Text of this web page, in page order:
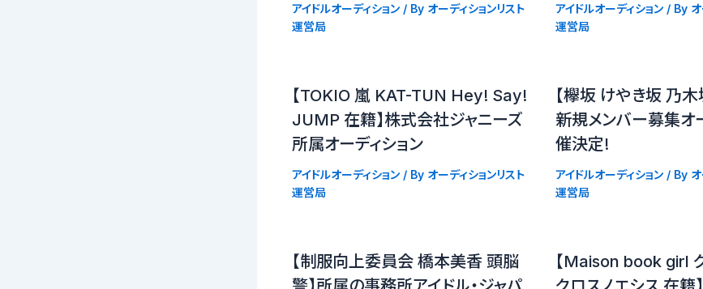
アイドルオーディション/ By オーディションリスト
運営局
アイドルオーディション/ By
運営局
【TOKIO 嵐 KAT-TUN Hey! Say!
JUMP 在籍】株式会社ジャニーズ
所属オーディション
アイドルオーディション/ By オーディションリスト
運営局
【欅坂 けやき坂 乃
新規メンバー募集オ
催決定!
アイドルオーディション/ By
運営局
【制服向上委員会 橋本美香 頭脳
【Maison book girl